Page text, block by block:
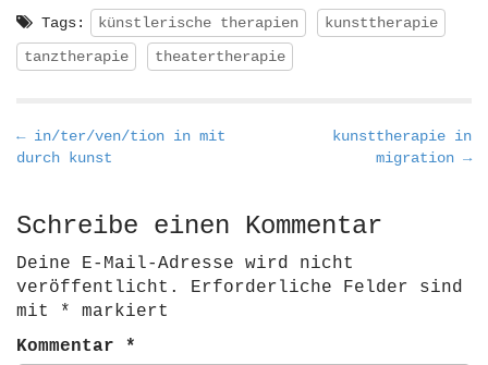
Tags: künstlerische therapien
kunsttherapie
tanztherapie
theatertherapie
P
o
t
n
a
v
i
← in/ter/ven/tion in mit
durch kunst
kunsttherapie in
migration →
Schreibe einen Kommentar
Deine E-Mail-Adresse wird nicht
veröffentlicht.
Erforderliche Felder sind
mit
*
markiert
Kommentar *